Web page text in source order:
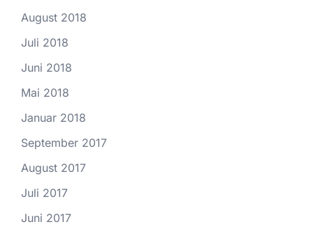
August 2018
Juli 2018
Juni 2018
Mai 2018
Januar 2018
September 2017
August 2017
Juli 2017
Juni 2017